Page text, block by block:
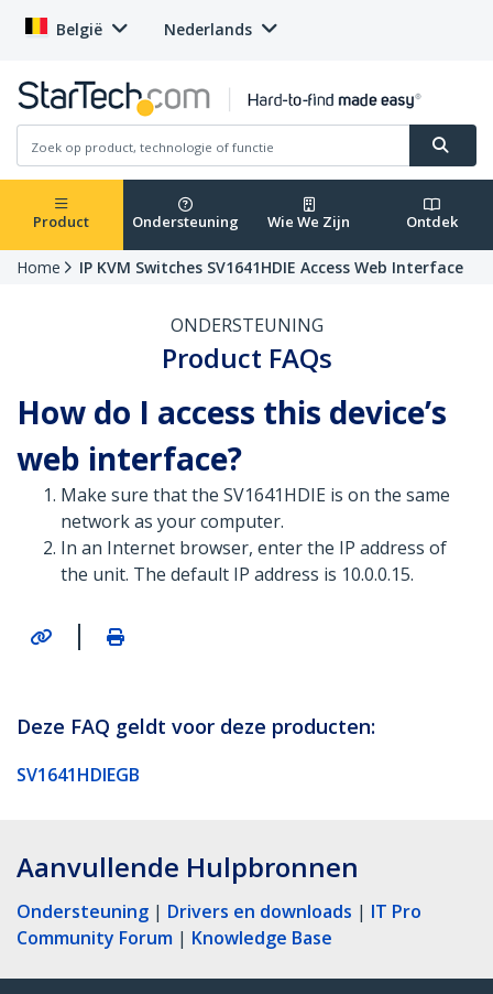
België Nederlands
Product Ondersteuning Wie We Zijn Ontdek
Home IP KVM Switches SV1641HDIE Access Web Interface
ONDERSTEUNING
Product FAQs
How do I access this device’s
web interface?
Make sure that the SV1641HDIE is on the same
network as your computer.
In an Internet browser, enter the IP address of
the unit. The default IP address is 10.0.0.15.
|
Deze FAQ geldt voor deze producten:
SV1641HDIEGB
Aanvullende Hulpbronnen
Ondersteuning | Drivers en downloads | IT Pro
Community Forum | Knowledge Base